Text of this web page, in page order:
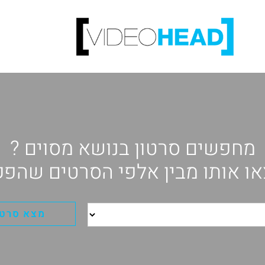
מחפשים סרטון בנושא מסוים ?
אותו מבין אלפי הסרטים